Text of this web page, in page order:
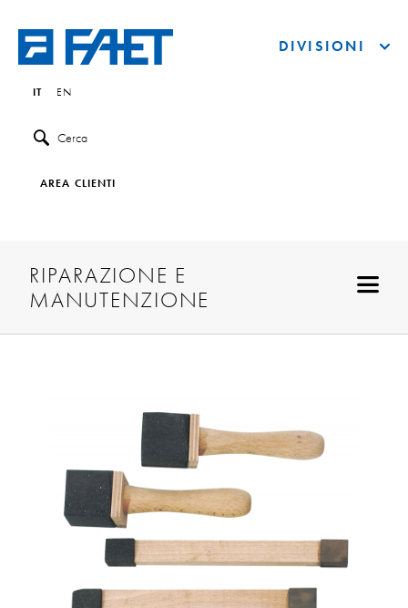
IT EN
Cerca
AREA CLIENTI
DIVISIONI
RIPARAZIONE E
MANUTENZIONE